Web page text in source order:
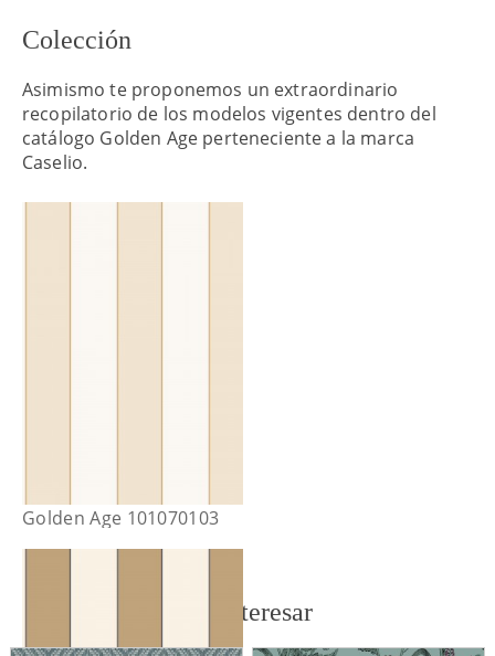
Colección
Asimismo te proponemos un extraordinario
recopilatorio de los modelos vigentes dentro del
catálogo Golden Age perteneciente a la marca
Caselio.
Golden Age 101070103
También te puede interesar